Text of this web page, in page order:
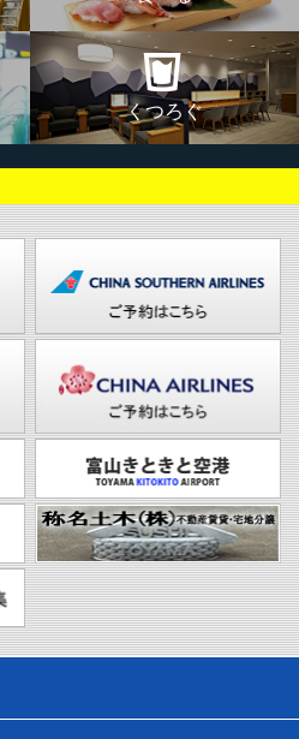
くつろぐ